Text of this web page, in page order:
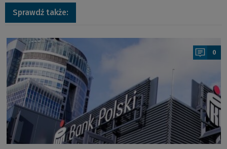
Sprawdź także:
a
0